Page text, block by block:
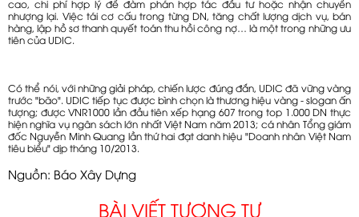
cao, chi phí hợp lý để đàm phán hợp tác đầu tư hoặc nhận chuyển
nhượng lại. Việc tái cơ cấu trong từng DN, tăng chất lượng dịch vụ, bán
hàng, lập hồ sơ thanh quyết toán thu hồi công nợ… là một trong những ưu
tiên của UDIC.
Có thể nói, với những giải pháp, chiến lược đúng đắn, UDIC đã vững vàng
trước "bão". UDIC tiếp tục được bình chọn là thương hiệu vàng - slogan ấn
tượng; được VNR1000 lần đầu tiên xếp hạng 607 trong top 1.000 DN thực
hiện nghĩa vụ ngân sách lớn nhất Việt Nam năm 2013; cá nhân Tổng giám
đốc Nguyễn Minh Quang lần thứ hai đạt danh hiệu "Doanh nhân Việt Nam
tiêu biểu" dịp tháng 10/2013.
Nguồn: Báo Xây Dựng
BÀI VIẾT TƯƠNG TỰ